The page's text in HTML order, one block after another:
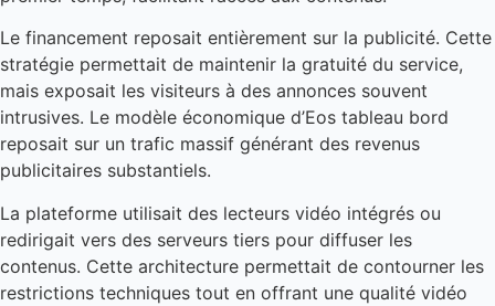
Le financement reposait entièrement sur la publicité. Cette
stratégie permettait de maintenir la gratuité du service,
mais exposait les visiteurs à des annonces souvent
intrusives. Le modèle économique d’Eos tableau bord
reposait sur un trafic massif générant des revenus
publicitaires substantiels.
La plateforme utilisait des lecteurs vidéo intégrés ou
redirigait vers des serveurs tiers pour diffuser les
contenus. Cette architecture permettait de contourner les
restrictions techniques tout en offrant une qualité vidéo